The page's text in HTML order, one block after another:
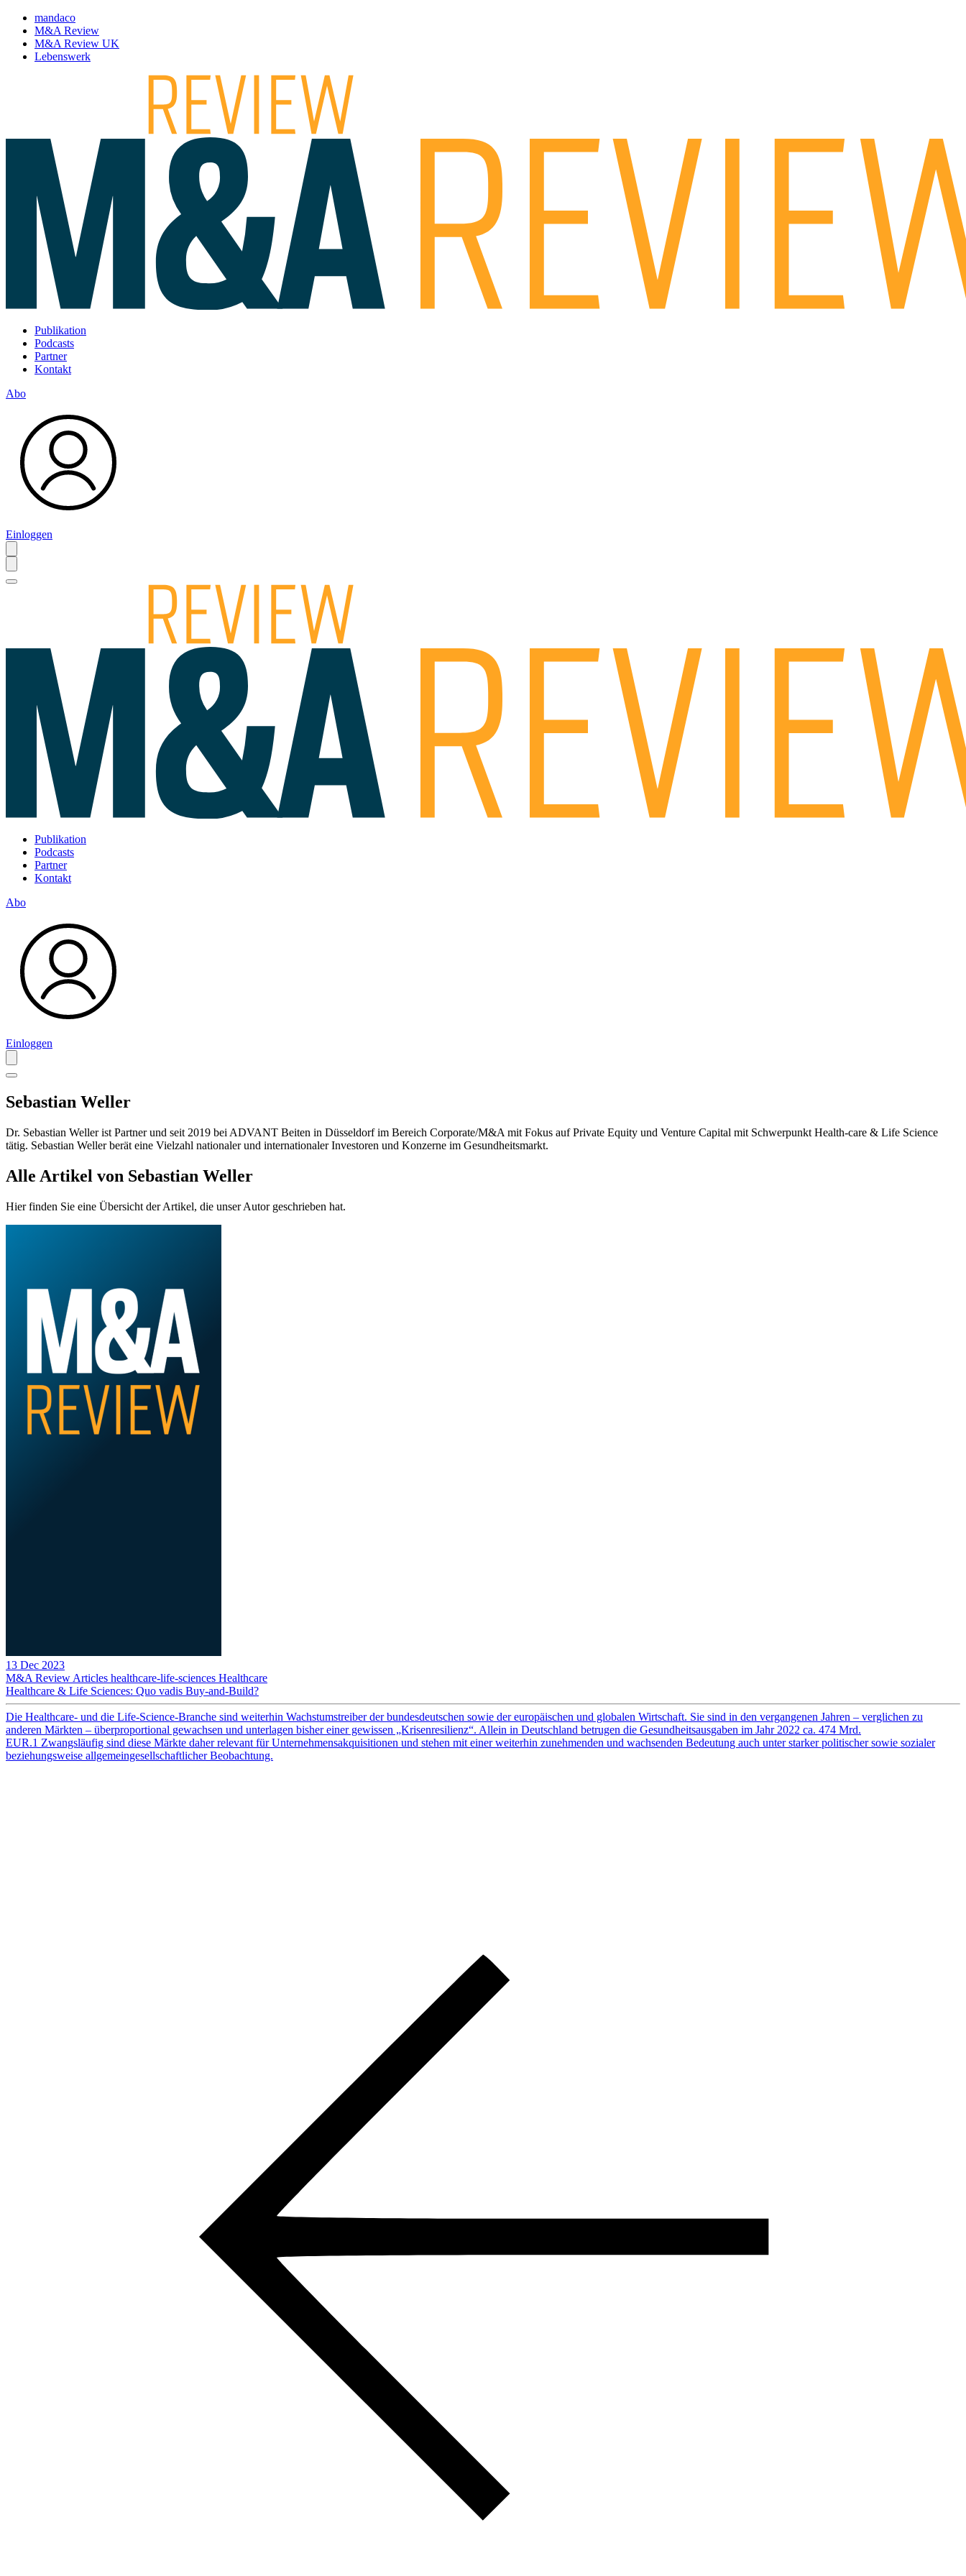
mandaco
M&A Review
M&A Review UK
Lebenswerk
Publikation
Podcasts
Partner
Kontakt
Abo
Einloggen
Publikation
Podcasts
Partner
Kontakt
Abo
Einloggen
Sebastian Weller
Dr. Sebastian Weller ist Partner und seit 2019 bei ADVANT Beiten in Düsseldorf im Bereich Corporate/M&A mit Fokus auf Private Equity und Venture Capital mit Schwerpunkt Health-care & Life Science
tätig. Sebastian Weller berät eine Vielzahl nationaler und internationaler Investoren und Konzerne im Gesundheitsmarkt.
Alle Artikel von Sebastian Weller
Hier finden Sie eine Übersicht der Artikel, die unser Autor geschrieben hat.
13 Dec 2023
M&A Review Articles healthcare-life-sciences Healthcare
Healthcare & Life Sciences: Quo vadis Buy-and-Build?
Die Healthcare- und die Life-Science-Branche sind weiterhin Wachstumstreiber der bundesdeutschen sowie der europäischen und globalen Wirtschaft. Sie sind in den vergangenen Jahren – verglichen zu
anderen Märkten – überproportional gewachsen und unterlagen bisher einer gewissen „Krisenresilienz“. Allein in Deutschland betrugen die Gesundheitsausgaben im Jahr 2022 ca. 474 Mrd.
EUR.1 Zwangsläufig sind diese Märkte daher relevant für Unternehmensakquisitionen und stehen mit einer weiterhin zunehmenden und wachsenden Bedeutung auch unter starker politischer sowie sozialer
beziehungsweise allgemeingesellschaftlicher Beobachtung.